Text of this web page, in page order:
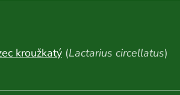
kroužkatý (Lactarius circellatus)